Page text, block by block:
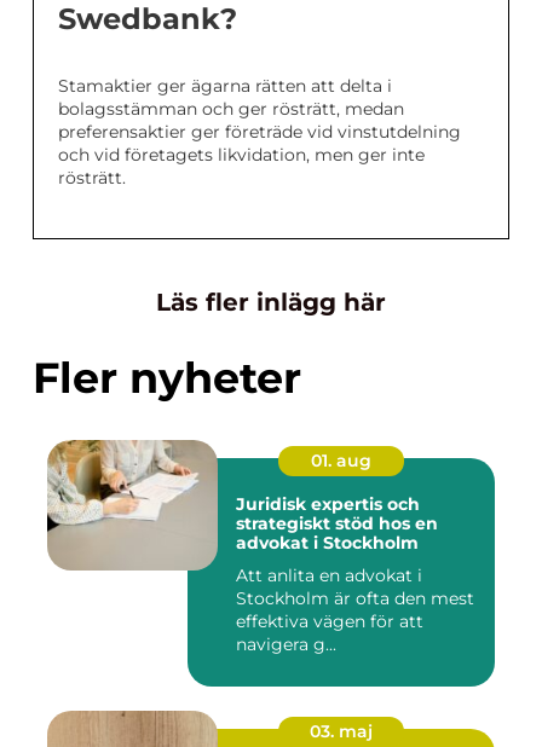
Swedbank?
Stamaktier ger ägarna rätten att delta i
bolagsstämman och ger rösträtt, medan
preferensaktier ger företräde vid vinstutdelning
och vid företagets likvidation, men ger inte
rösträtt.
Läs fler inlägg här
Fler nyheter
01. aug
Juridisk expertis och
strategiskt stöd hos en
advokat i Stockholm
Att anlita en advokat i
Stockholm är ofta den mest
effektiva vägen för att
navigera g...
03. maj